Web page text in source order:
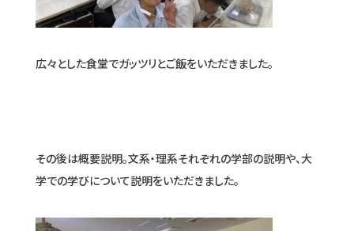
広々とした食堂でガッツリとご飯をいただきました。
その後は概要説明。文系・理系それぞれの学部の説明や、大
学での学びについて説明をいただきました。